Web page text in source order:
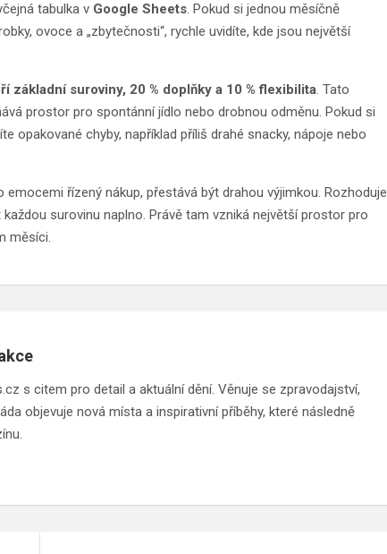
tabulka v Google Sheets. Pokud si jednou měsíčně
ovoce a „zbytečnosti“, rychle uvidíte, kde jsou největší
základní suroviny, 20 % doplňky a 10 % flexibilita. Tato
prostor pro spontánní jídlo nebo drobnou odměnu. Pokud si
opakované chyby, například příliš drahé snacky, nápoje nebo
řízený nákup, přestává být drahou výjimkou. Rozhoduje
surovinu naplno. Právě tam vzniká největší prostor pro
měsíci.
s citem pro detail a aktuální dění. Věnuje se zpravodajství,
objevuje nová místa a inspirativní příběhy, které následně